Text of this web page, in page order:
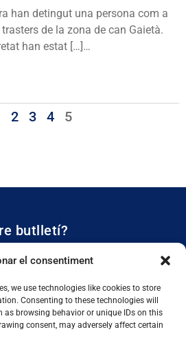
el consentiment
we use technologies like cookies to store
Consenting to these technologies will
as browsing behavior or unique IDs on this
consent, may adversely affect certain
han detingut una persona com a
de la zona de can Gaietà.
han estat […]…
2 3 4 5
butlletí?